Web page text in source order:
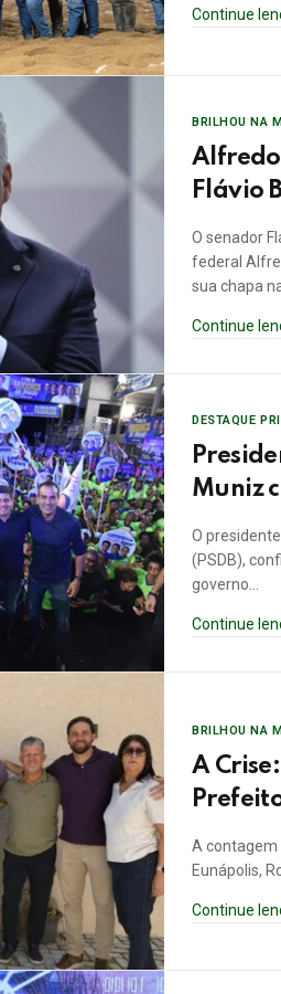
Continue
BRILHOU NA
Alfredo
Flávio
O senador
federal
sua chapa
Continue
DESTAQUE
Muniz
O
(PSDB),
governo…
Continue
BRILHOU NA
A
A contagem
Eunápolis,
Continue